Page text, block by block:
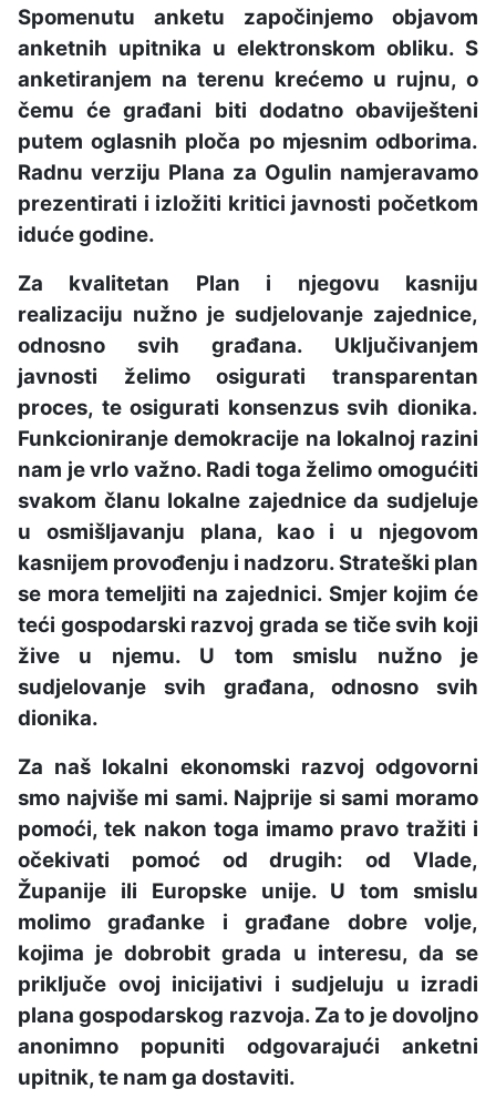
Spomenutu anketu započinjemo objavom
anketnih upitnika u elektronskom obliku. S
anketiranjem na terenu krećemo u rujnu, o
čemu će građani biti dodatno obaviješteni
putem oglasnih ploča po mjesnim odborima.
Radnu verziju Plana za Ogulin namjeravamo
prezentirati i izložiti kritici javnosti početkom
iduće godine.
Za kvalitetan Plan i njegovu kasniju
realizaciju nužno je sudjelovanje zajednice,
odnosno svih građana. Uključivanjem
javnosti želimo osigurati transparentan
proces, te osigurati konsenzus svih dionika.
Funkcioniranje demokracije na lokalnoj razini
nam je vrlo važno. Radi toga želimo omogućiti
svakom članu lokalne zajednice da sudjeluje
u osmišljavanju plana, kao i u njegovom
kasnijem provođenju i nadzoru. Strateški plan
se mora temeljiti na zajednici. Smjer kojim će
teći gospodarski razvoj grada se tiče svih koji
žive u njemu. U tom smislu nužno je
sudjelovanje svih građana, odnosno svih
dionika.
Za naš lokalni ekonomski razvoj odgovorni
smo najviše mi sami. Najprije si sami moramo
pomoći, tek nakon toga imamo pravo tražiti i
očekivati pomoć od drugih: od Vlade,
Županije ili Europske unije. U tom smislu
molimo građanke i građane dobre volje,
kojima je dobrobit grada u interesu, da se
priključe ovoj inicijativi i sudjeluju u izradi
plana gospodarskog razvoja. Za to je dovoljno
anonimno popuniti odgovarajući anketni
upitnik, te nam ga dostaviti.